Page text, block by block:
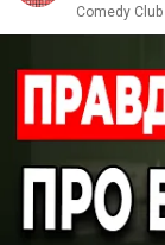
Comedy Club